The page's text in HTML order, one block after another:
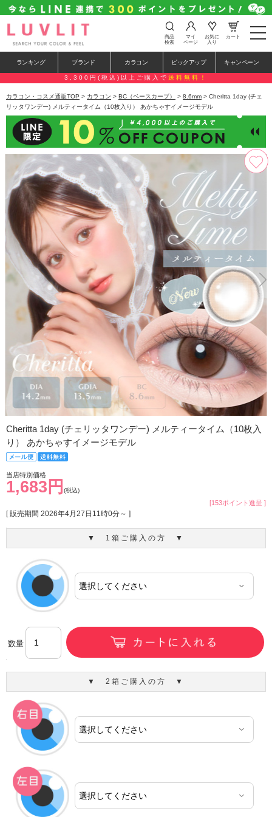
t
o
e
n
a
a
i
o
n
商品
検索
マイ
ページ
お気に
入り
カート
ランキング ブランド カラコン ピックアップ キャンペーン
3,300円(税込)以上ご購入で 送料無料！
カラコン・コスメ通販TOP > カラコン > BC（ベースカーブ） > 8.6mm > Cheritta 1day (チェ
リッタワンデー) メルティータイム（10枚入り） あかちゃすイメージモデル
Cheritta 1day (チェリッタワンデー) メルティータイム（10枚入
り） あかちゃすイメージモデル
当店特別価格
1,683円 (税込)
[153ポイント進呈 ]
[ 販売期間 2026年4月27日11時0分～ ]
▼ 1箱ご購入の方 ▼
数量
▼ 2箱ご購入の方 ▼